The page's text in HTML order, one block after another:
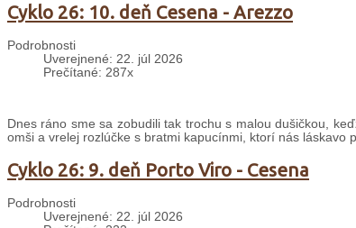
Cyklo 26: 10. deň Cesena - Arezzo
Podrobnosti
Uverejnené: 22. júl 2026
Prečítané: 287x
Dnes ráno sme sa zobudili tak trochu s malou dušičkou,
omši a vrelej rozlúčke s bratmi kapucínmi, ktorí nás láskavo
Cyklo 26: 9. deň Porto Viro - Cesena
Podrobnosti
Uverejnené: 22. júl 2026